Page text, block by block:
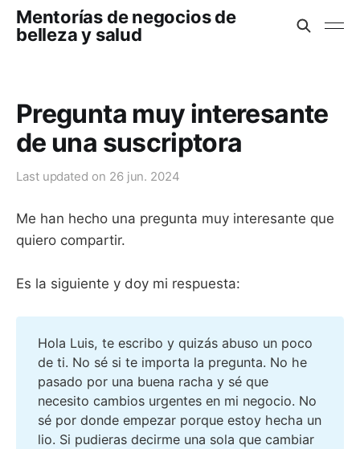
Mentorías de negocios de
belleza y salud
Pregunta muy interesante
de una suscriptora
Last updated on 26 jun. 2024
Me han hecho una pregunta muy interesante que
quiero compartir.
Es la siguiente y doy mi respuesta:
Hola Luis, te escribo y quizás abuso un poco
de ti. No sé si te importa la pregunta. No he
pasado por una buena racha y sé que
necesito cambios urgentes en mi negocio. No
sé por donde empezar porque estoy hecha un
lio. Si pudieras decirme una sola que cambiar